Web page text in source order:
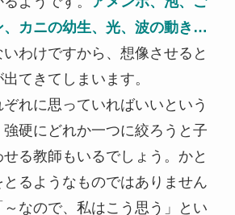
、カニの幼生、光、波の動き…
わけですから、想像させると
てきてしまいます。
れに思っていればいいという
硬にどれか一つに絞ろうと子
る教師もいるでしょう。かと
るようなものではありません
なので、私はこう思う」とい